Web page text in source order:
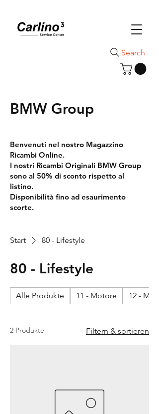
Search
BMW Group
Benvenuti nel nostro Magazzino
Ricambi Online.
I nostri Ricambi Originali BMW Group
sono al 50% di sconto rispetto al
listino.
Disponibilità fino ad esaurimento
scorte.
Start 80 - Lifestyle
80 - Lifestyle
Alle Produkte 11 - Motore 12 -
2 Produkte Filtern & sortieren